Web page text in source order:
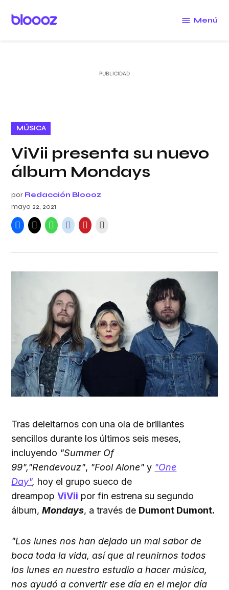
Menú
PUBLICADO
EN
MÚSICA
ViVii presenta su nuevo
álbum Mondays
por Redacción Bloooz
mayo 22, 2021
Tras deleitarnos con una ola de brillantes
sencillos durante los últimos seis meses,
incluyendo "Summer Of
99","Rendevouz", "Fool Alone"y "One
Day", hoy el grupo sueco de
dreampopViVii por fin estrena su segundo
álbum,Mondays, a través de Dumont Dumont.
"Los lunes nos han dejado un mal sabor de
boca toda la vida, así que al reunirnos todos
los lunes en nuestro estudio a hacer música,
nos ayudó a convertir ese día en el mejor día